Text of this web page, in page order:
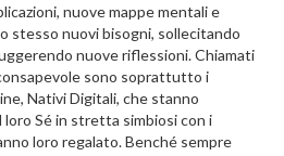
nuove mappe mentali e
stesso nuovi bisogni, sollecitando
nuove riflessioni. Chiamati
sono soprattutto i
Nativi Digitali, che stanno
Sé in stretta simbiosi con i
loro regalato. Benché sempre